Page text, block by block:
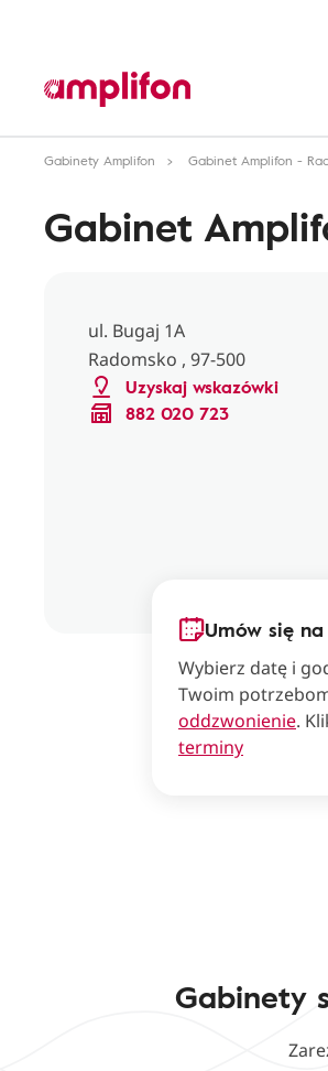
Gabinety Amplifon Gabinet Amplifon -
Gabinet
ul. Bugaj 1A
Radomsko , 97-500
Uzyskaj wskazówki
882 020 723
Umów się
Wybierz datę i
Twoim
oddzwonienie.
terminy
Gabinety